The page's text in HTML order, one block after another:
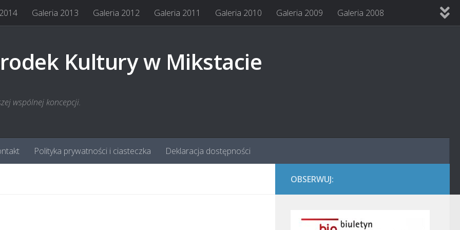
Galeria 2013 Galeria 2012 Galeria 2011 Galeria 2010 Galeria 2009 Galeria 2008
Kultury w Mikstacie
wspólnej koncepcji.
Polityka prywatności i ciasteczka Deklaracja dostępności
OBSERWUJ: